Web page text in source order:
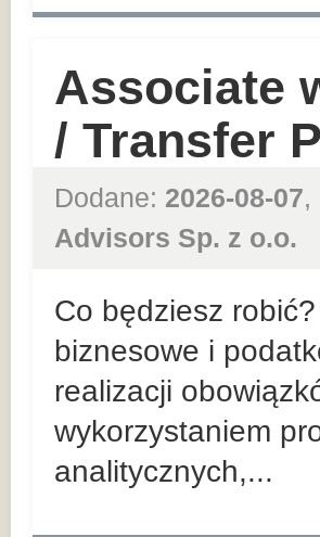
Associate
/ Transfer
Dodane: 2026-08-07,
Advisors Sp. z o.o.
Co będziesz
biznesowe i
realizacji
wykorzystaniem
analitycznych,...